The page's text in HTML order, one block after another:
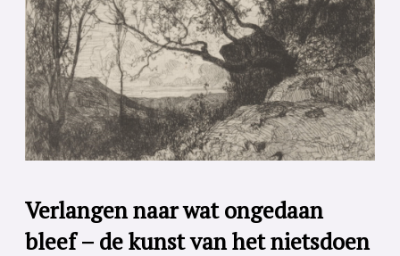
Verlangen naar wat ongedaan
bleef – de kunst van het nietsdoen